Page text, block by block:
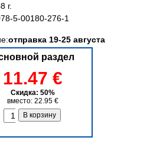
г.
5-00180-276-1
отправка 19-25 августа
раздел
11.47 €
Скидка: 50%
вместо: 22.95 €